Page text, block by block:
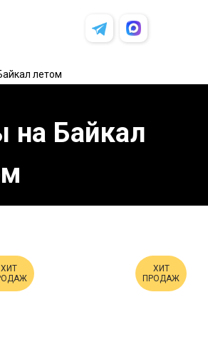
летом
на Байкал
ХИТ
ХИТ
ПРОДАЖ